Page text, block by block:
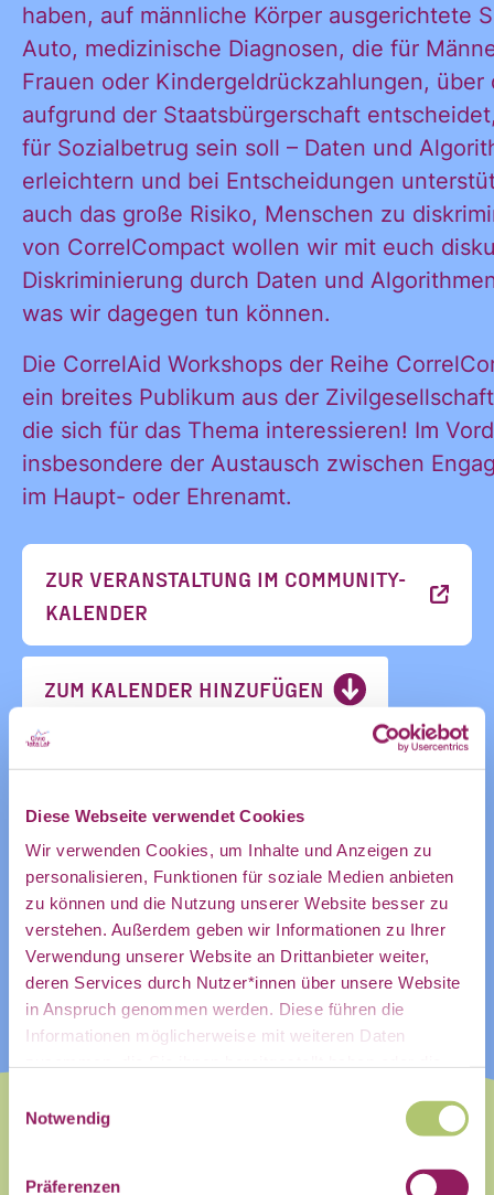
Diese Webseite verwendet Cookies
Wir verwenden Cookies, um Inhalte und Anzeigen zu
personalisieren, Funktionen für soziale Medien anbieten
zu können und die Nutzung unserer Website besser zu
verstehen. Außerdem geben wir Informationen zu Ihrer
Verwendung unserer Website an Drittanbieter weiter,
deren Services durch Nutzer*innen über unsere Website
in Anspruch genommen werden. Diese führen die
Informationen möglicherweise mit weiteren Daten
haben.
Notwendig
Präferenzen
haben, auf männliche Körper ausgerichtete
Auto, medizinische Diagnosen, die für
Frauen oder Kindergeldrückzahlungen,
aufgrund der Staatsbürgerschaft
für Sozialbetrug sein soll – Daten und
erleichtern und bei Entscheidungen
auch das große Risiko, Menschen zu
von CorrelCompact wollen wir mit euch
Diskriminierung durch Daten und
was wir dagegen tun können.
Die CorrelAid Workshops der Reihe
ein breites Publikum aus der
die sich für das Thema interessieren! Im
insbesondere der Austausch zwischen
im Haupt- oder Ehrenamt.
ZUR VERANSTALTUNG IM COMMUNITY-
KALENDER
ZUM KALENDER HINZUFÜGEN
Ja, ich möchte
alle
Informationen
und
Ankündigungen
des CDL direkt
in mein
persönliches
Postfach:
Ja, ich
möchte alle
und
des CDL
direkt in
mein
persönliches
Postfach: